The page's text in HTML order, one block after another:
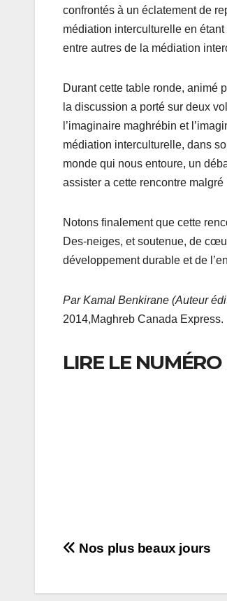
confrontés à un éclatement de
médiation interculturelle en
entre autres de la médiation
Durant cette table ronde, animé
la discussion a porté sur deux
l’imaginaire maghrébin et
médiation interculturelle, dans
monde qui nous entoure, un
assister a cette rencontre
Notons finalement que cette
Des-neiges, et soutenue, de
développement durable et de
Par Kamal Benkirane (Auteur
2014,Maghreb Canada Express.
LIRE LE
Navigation
Nos plus beaux jours